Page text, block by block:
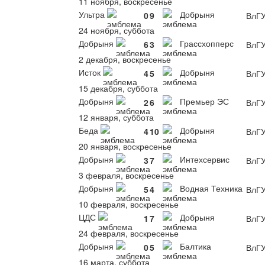
Ультра
09 Добрыня
24 ноября, суббота
Добрыня
63 Грассхопперс
2 декабря, воскресенье
Исток
45 Добрыня
15 декабря, суббота
Добрыня
26 Премьер ЭС
12 января, суббота
Беда
410 Добрыня
20 января, воскресенье
Добрыня
37 Интехсервис
3 февраля, воскресенье
Добрыня
54 Водная Техника
10 февраля, воскресенье
ЦДС
1 7 Добрыня
24 февраля, воскресенье
Добрыня
05 Балтика
16 марта, суббота